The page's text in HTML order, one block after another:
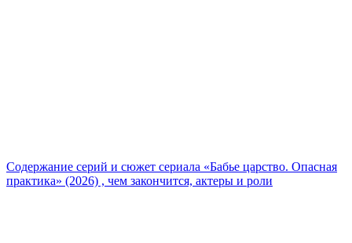
Содержание серий и сюжет сериала «Бабье царство. Опасная
практика» (2026) , чем закончится, актеры и роли